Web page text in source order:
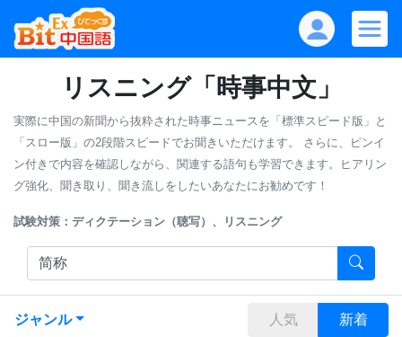
リスニング「時事中文」
実際に中国の新聞から抜粋された時事ニュースを「標準スピード版」と
「スロー版」の2段階スピードでお聞きいただけます。
さらに、ピンイ
ン付きで内容を確認しながら、関連する語句も学習できます。ヒアリン
グ強化、聞き取り、聞き流しをしたいあなたにお勧めです！
試験対策：ディクテーション（聴写）、リスニング
ジャンル 人気 新着